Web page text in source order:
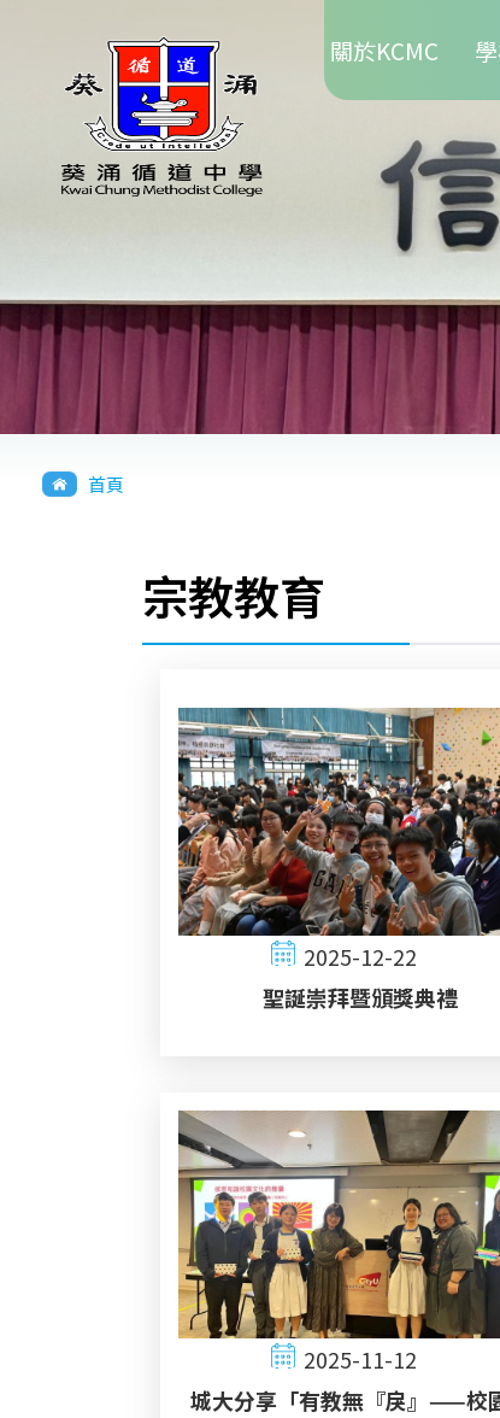
關於KCMC
導
航 首頁
宗教教育
2025-12-22
聖誕崇拜暨頒獎典禮
2025-11-12
城大分享「有教無『戾』——校